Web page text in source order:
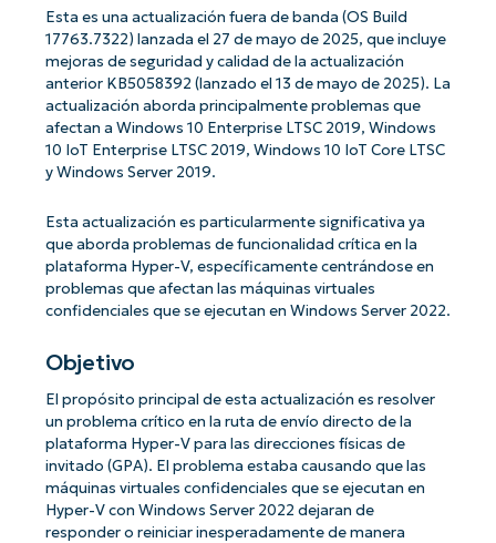
Esta es una actualización fuera de banda (OS Build
17763.7322) lanzada el 27 de mayo de 2025, que incluye
mejoras de seguridad y calidad de la actualización
anterior KB5058392 (lanzado el 13 de mayo de 2025). La
actualización aborda principalmente problemas que
afectan a Windows 10 Enterprise LTSC 2019, Windows
10 IoT Enterprise LTSC 2019, Windows 10 IoT Core LTSC
y Windows Server 2019.
Esta actualización es particularmente significativa ya
que aborda problemas de funcionalidad crítica en la
plataforma Hyper-V, específicamente centrándose en
problemas que afectan las máquinas virtuales
confidenciales que se ejecutan en Windows Server 2022.
Objetivo
El propósito principal de esta actualización es resolver
un problema crítico en la ruta de envío directo de la
plataforma Hyper-V para las direcciones físicas de
invitado (GPA). El problema estaba causando que las
máquinas virtuales confidenciales que se ejecutan en
Hyper-V con Windows Server 2022 dejaran de
responder o reiniciar inesperadamente de manera